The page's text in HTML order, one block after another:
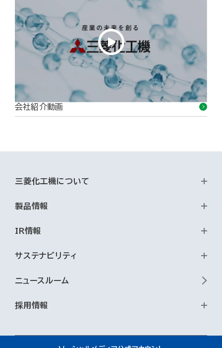
会社紹介動画
三菱化工機について
製品情報
IR情報
サステナビリティ
ニュースルーム
採用情報